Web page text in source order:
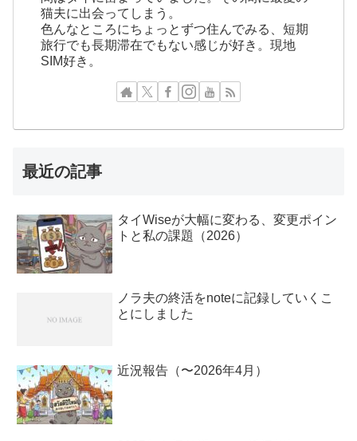
猫夫に出会ってしまう。
色んなところにちょっとずつ住んでみる、短期
旅行でも長期滞在でもない感じが好き。現地
SIM好き。
最近の記事
タイWiseが大幅に変わる、変更ポイン
トと私の課題（2026）
ノラ夫の終活をnoteに記録していくこ
とにしました
近況報告（〜2026年4月）